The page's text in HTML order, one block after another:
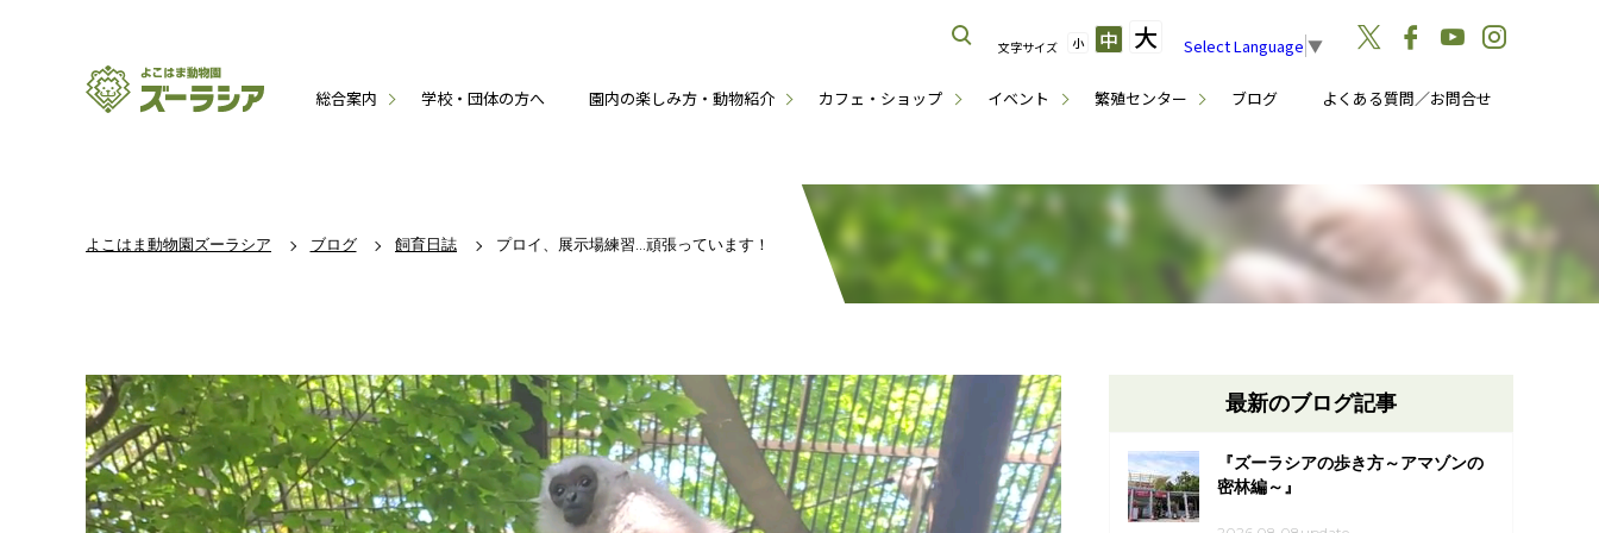
総合案内 学校・団体の方へ 園内の楽しみ方・動物紹介 カフェ・ショップ イベント 繁殖センター ブログ よくある質問／お問合せ
文字サイズ 小 中 大 Select Language ▼
よこはま動物園ズーラシア ブログ 飼育日誌 プロイ、展示場練習...頑張っています！
最新のブログ記事
『ズーラシアの歩き方～アマゾンの
密林編～』